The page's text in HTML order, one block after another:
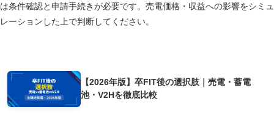
は条件確認と申請手続きが必要です。売電価格・収益への影響をシミュ
レーションした上で判断してください。
【2026年版】卒FIT後の選択肢｜売電・蓄電
池・V2Hを徹底比較